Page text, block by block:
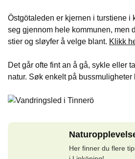
Östgötaleden er kjernen i turstiene i
seg gjennom hele kommunen, men
stier og sløyfer å velge blant. Klikk
Det går ofte fint an å gå, sykle eller
natur. Søk enkelt på bussmuligheter
Her finner du flere